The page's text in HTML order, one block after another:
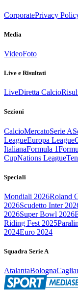
CorporatePrivacy
Media
VideoFoto
Live e Risultati
LiveDiretta Calcio
Sezioni
CalcioMercatoSerie A
LeagueEuropa League
ItalianaFormula 1
CupNations League
Speciali
Mondiali 2026Roland
2026Scudetto Inter
2026Super Bowl 2026
Riding Fest 2025
2024Euro 2024
Squadra Serie A
AtalantaBologna